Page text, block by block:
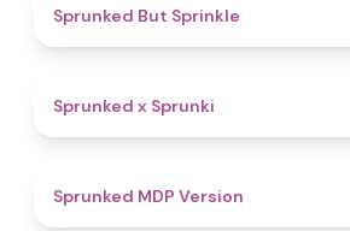
Sprunked But Sprinkle
Sprunked x Sprunki
Sprunked MDP Version